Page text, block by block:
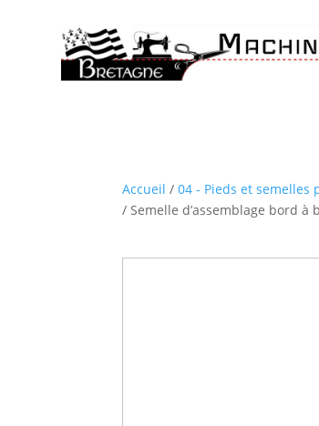
Accueil /04 - Pieds et semelles
/ Semelle d’assemblage bord à